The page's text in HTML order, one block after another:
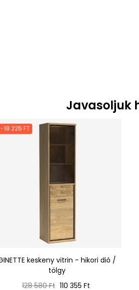
Javasoljuk
-18 225 FT
keskeny vitrin - hikori dió /
tölgy
Normál
128 580 Ft Ár
110 355 Ft